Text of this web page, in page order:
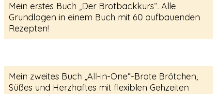
Mein erstes Buch „Der Brotbackkurs“. Alle
Grundlagen in einem Buch mit 60 aufbauenden
Rezepten!
Mein zweites Buch „All-in-One“-Brote Brötchen,
Süßes und Herzhaftes mit flexiblen Gehzeiten